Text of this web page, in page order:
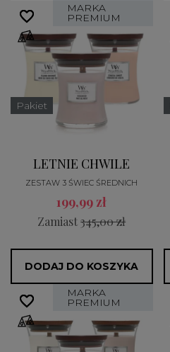
MARKA
PREMIUM
Pakiet
LETNIE CHWILE
ZESTAW 3 ŚWIEC ŚREDNICH
199,99 zł
Zamiast345,00 zł
DODAJ DO KOSZYKA
favorite_border
favorite_border
MARKA
PREMIUM
favorite_border
favorite_border